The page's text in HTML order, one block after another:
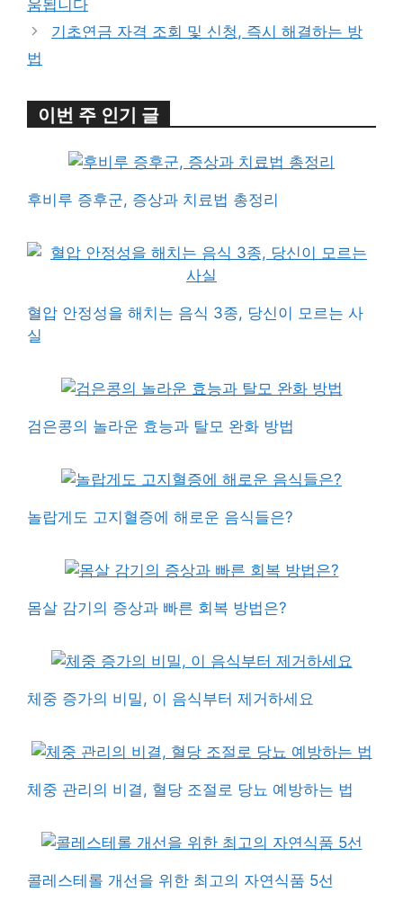
움됩니다
기초연금 자격 조회 및 신청, 즉시 해결하는 방
법
이번 주 인기 글
후비루 증후군, 증상과 치료법 총정리
혈압 안정성을 해치는 음식 3종, 당신이 모르는 사
실
검은콩의 놀라운 효능과 탈모 완화 방법
놀랍게도 고지혈증에 해로운 음식들은?
몸살 감기의 증상과 빠른 회복 방법은?
체중 증가의 비밀, 이 음식부터 제거하세요
체중 관리의 비결, 혈당 조절로 당뇨 예방하는 법
콜레스테롤 개선을 위한 최고의 자연식품 5선